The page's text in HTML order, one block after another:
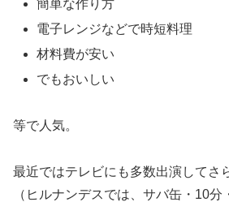
簡単な作り方
電子レンジなどで時短料理
材料費が安い
でもおいしい
等で人気。
最近ではテレビにも多数出演してさ
（ヒルナンデスでは、サバ缶・10